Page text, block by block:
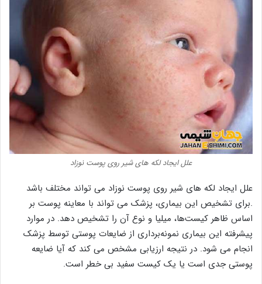
علل ایجاد لکه های شیر روی پوست نوزاد
علل ایجاد لکه های شیر روی پوست نوزاد می تواند مختلف باشد
.برای تشخیص این بیماری، پزشک می تواند با معاینه پوست بر
اساس ظاهر کیست‌ها، میلیا و نوع آن را تشخیص دهد. در موارد
پیشرفته این بیماری نمونه‌برداری از ضایعات پوستی توسط پزشک
انجام می شود. در نتیجه ارزیابی مشخص می کند که آیا ضایعه
پوستی جدی است یا یک کیست سفید بی خطر است.